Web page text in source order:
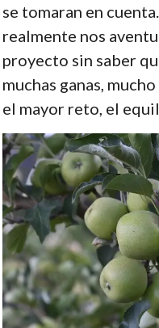
se tomaran en
realmente nos
proyecto sin saber
muchas ganas,
el mayor reto, el